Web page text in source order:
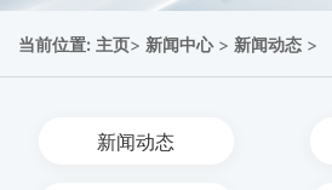
当前位置: 主页> 新闻中心> 新闻动态 >
新闻动态